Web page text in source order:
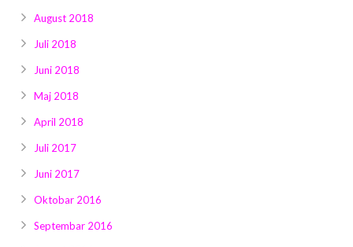
August 2018
Juli 2018
Juni 2018
Maj 2018
April 2018
Juli 2017
Juni 2017
Oktobar 2016
Septembar 2016